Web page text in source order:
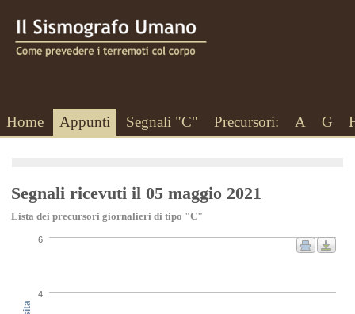
Home Appunti Segnali "C" Precursori: A G
Segnali ricevuti il 05 maggio 2021
Lista dei precursori giornalieri di tipo "C"
4
6